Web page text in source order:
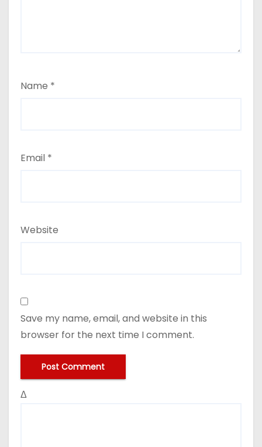
Name *
Email *
Website
Save my name, email, and website in this
browser for the next time I comment.
Δ